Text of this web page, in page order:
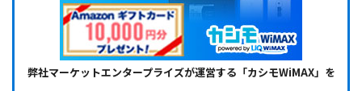
弊社マーケットエンタープライズが運営する「カシモWiMAX」を